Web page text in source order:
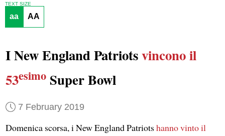
TEXT SIZE
aa AA
I New England Patriotsvinconoil
53esimoSuper Bowl
7 February 2019
Domenica scorsa, i New England Patriotshanno vintoil